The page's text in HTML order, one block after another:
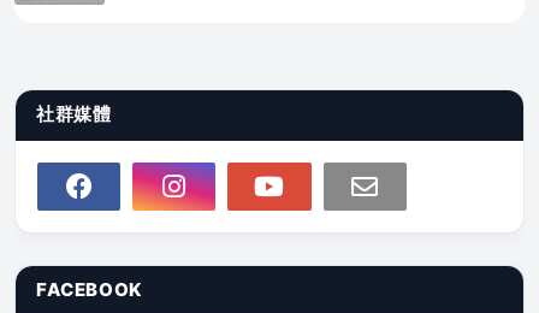
社群媒體
FACEBOOK